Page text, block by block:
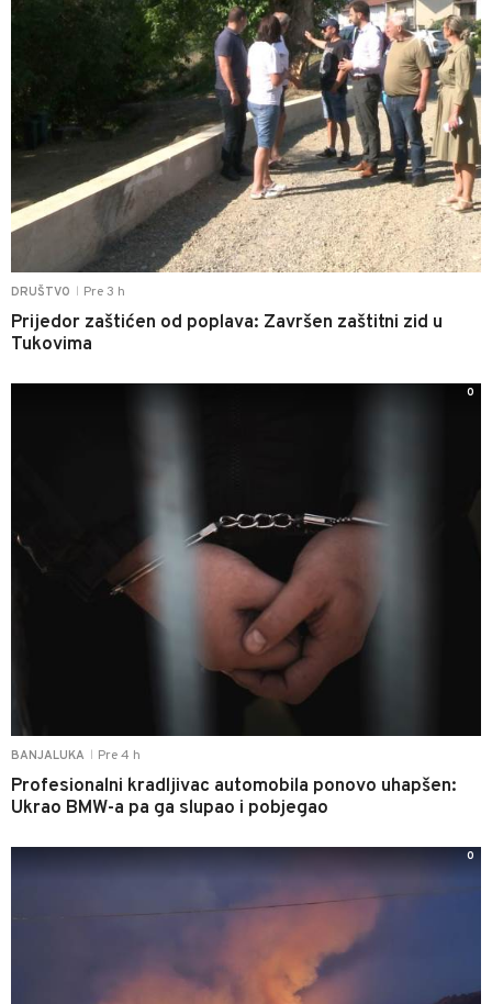
DRUŠTVO Pre 3 h
Prijedor zaštićen od poplava: Završen zaštitni zid u
Tukovima
BANJALUKA Pre 4 h
Profesionalni kradljivac automobila ponovo uhapšen:
Ukrao BMW-a pa ga slupao i pobjegao
0
0